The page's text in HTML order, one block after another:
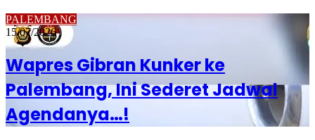
PALEMBANG
15/07/2026
Wapres Gibran Kunker ke
Palembang, Ini Sederet Jadwal
Agendanya…!